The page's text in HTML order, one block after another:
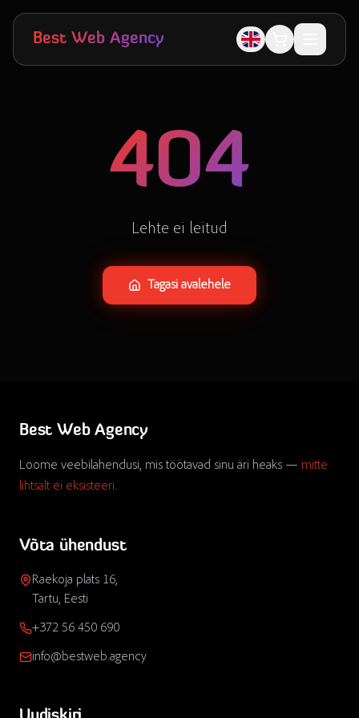
Best Web Agency
404
Lehte ei leitud
Tagasi avalehele
Best Web Agency
Loome veebilahendusi, mis töötavad sinu äri heaks — mitte
lihtsalt ei eksisteeri.
Võta ühendust
Raekoja plats 16,
Tartu, Eesti
+372 56 450 690
info@bestweb.agency